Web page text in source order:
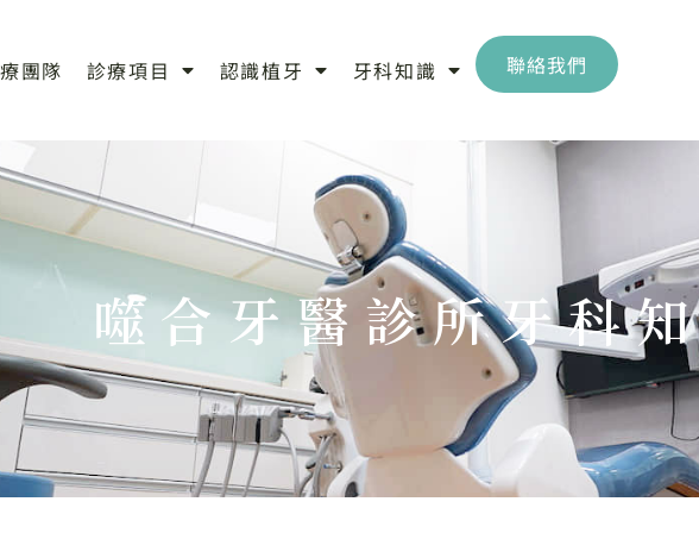
團隊 診療項目 認識植牙 牙科知識 聯絡我們
噬合牙醫診所牙科